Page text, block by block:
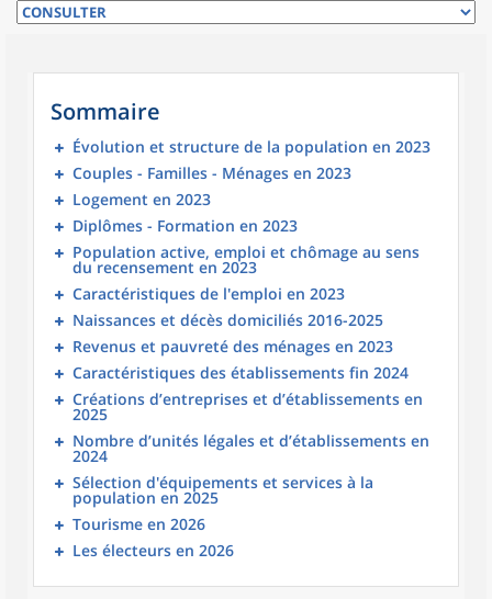
Sommaire
Évolution et structure de la population en 2023
Couples - Familles - Ménages en 2023
Logement en 2023
Diplômes - Formation en 2023
Population active, emploi et chômage au sens
du recensement en 2023
Caractéristiques de l'emploi en 2023
Naissances et décès domiciliés 2016-2025
Revenus et pauvreté des ménages en 2023
Caractéristiques des établissements fin 2024
Créations d’entreprises et d’établissements en
2025
Nombre d’unités légales et d’établissements en
2024
Sélection d'équipements et services à la
population en 2025
Tourisme en 2026
Les électeurs en 2026